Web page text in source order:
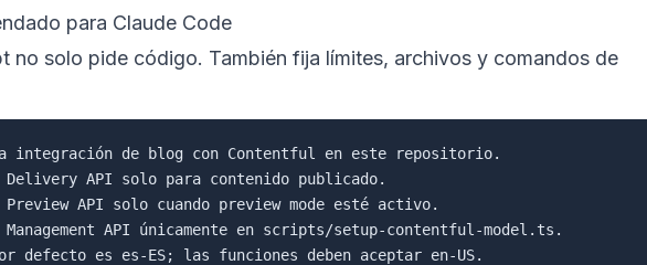
para Claude Code
no solo pide código. También fija límites, archivos y comandos de
integración de blog con Contentful en este repositorio.
Delivery API solo para contenido publicado.
Preview API solo cuando preview mode esté activo.
Management API únicamente en scripts/setup-contentful-model.ts.
defecto es es-ES; las funciones deben aceptar en-US.